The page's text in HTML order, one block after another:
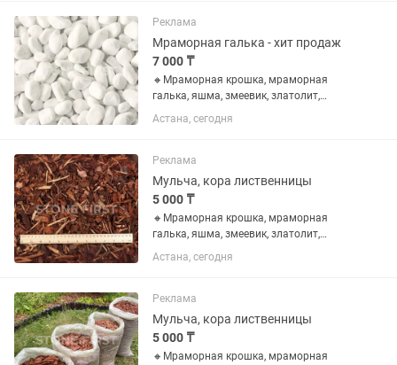
жемчуг, серый жемчуг, красное...
Реклама
Мраморная галька - хит продаж
7 000 ₸
🔸Мраморная крошка, мраморная
галька, яшма, змеевик, златолит,
доломит, фельзит, микс разноцветный
галька, серо-голубая, черный сланец,
жемчуг, серый жемчуг, красное...
Астана, сегодня
Реклама
Мульча, кора лиственницы
5 000 ₸
🔸Мраморная крошка, мраморная
галька, яшма, змеевик, златолит,
доломит, фельзит, микс разноцветный
галька, серо-голубая, черный сланец,
жемчуг, серый жемчуг, красное...
Астана, сегодня
Реклама
Мульча, кора лиственницы
5 000 ₸
🔸Мраморная крошка, мраморная